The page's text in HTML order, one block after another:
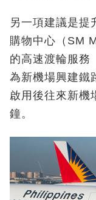
另一項建議是提
購物中心（SM
的高速渡輪服務
為新機場興建鐵
啟用後往來新機
鐘。